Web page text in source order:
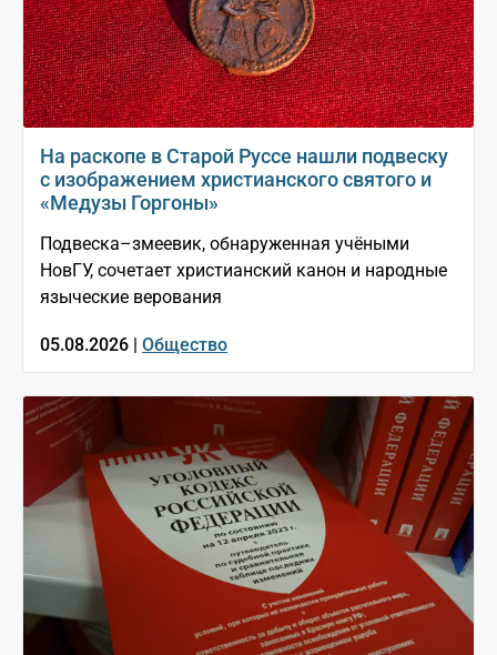
На раскопе в Старой Руссе нашли подвеску
с изображением христианского святого и
«Медузы Горгоны»
Подвеска–змеевик, обнаруженная учёными
НовГУ, сочетает христианский канон и народные
языческие верования
05.08.2026 | Общество